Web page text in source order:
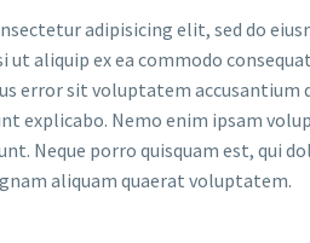
adipisicing elit, sed do
aliquip ex ea commodo
error sit voluptatem
explicabo. Nemo enim ipsam
Neque porro quisquam est, qui
aliquam quaerat voluptatem.